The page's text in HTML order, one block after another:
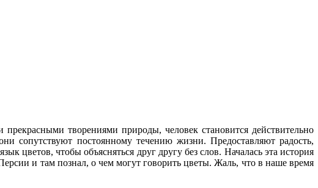
творениями природы, человек становится действительно
постоянному течению жизни. Предоставляют радость,
чтобы объясняться друг другу без слов. Началась эта история
и там познал, о чем могут говорить цветы. Жаль, что в наше время